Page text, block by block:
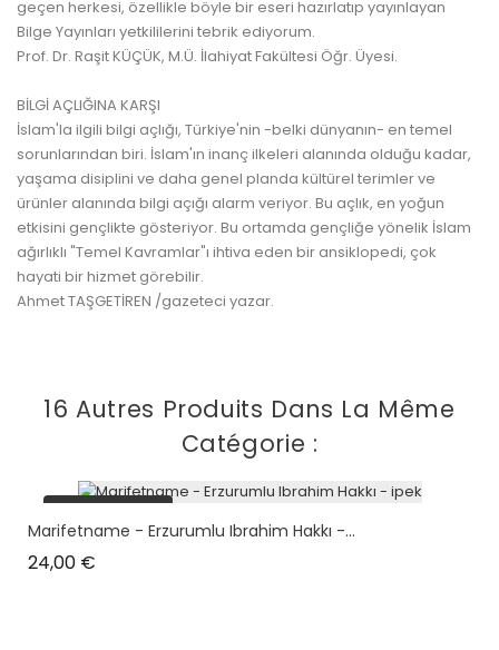
geçen herkesi, özellikle böyle bir eseri hazırlatıp yayınlayan
Bilge Yayınları yetkililerini tebrik ediyorum.
Prof. Dr. Raşit KÜÇÜK, M.Ü. İlahiyat Fakültesi Öğr. Üyesi.
BİLGİ AÇLIĞINA KARŞI
İslam'la ilgili bilgi açlığı, Türkiye'nin -belki dünyanın- en temel
sorunlarından biri. İslam'ın inanç ilkeleri alanında olduğu kadar,
yaşama disiplini ve daha genel planda kültürel terimler ve
ürünler alanında bilgi açığı alarm veriyor. Bu açlık, en yoğun
etkisini gençlikte gösteriyor. Bu ortamda gençliğe yönelik İslam
ağırlıklı "Temel Kavramlar"ı ihtiva eden bir ansiklopedi, çok
hayati bir hizmet görebilir.
Ahmet TAŞGETİREN /gazeteci yazar.
16 Autres Produits Dans La Même
Catégorie :
plus en stock
Marifetname - Erzurumlu Ibrahim Hakkı -...
24,00 €